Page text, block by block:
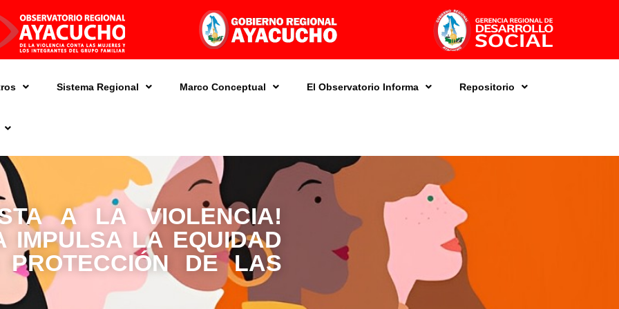
Sistema Regional Marco Conceptual El Observatorio Informa Repositorio
A LA VIOLENCIA!
IMPULSA LA EQUIDAD
DE LAS